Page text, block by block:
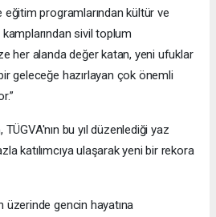
eğitim programlarından kültür ve
sivil toplum
her alanda değer katan, yeni ufuklar
geleceğe hazırlayan çok önemli
bu yıl düzenlediği yaz
katılımcıya ulaşarak yeni bir rekora
üzerinde gencin hayatına